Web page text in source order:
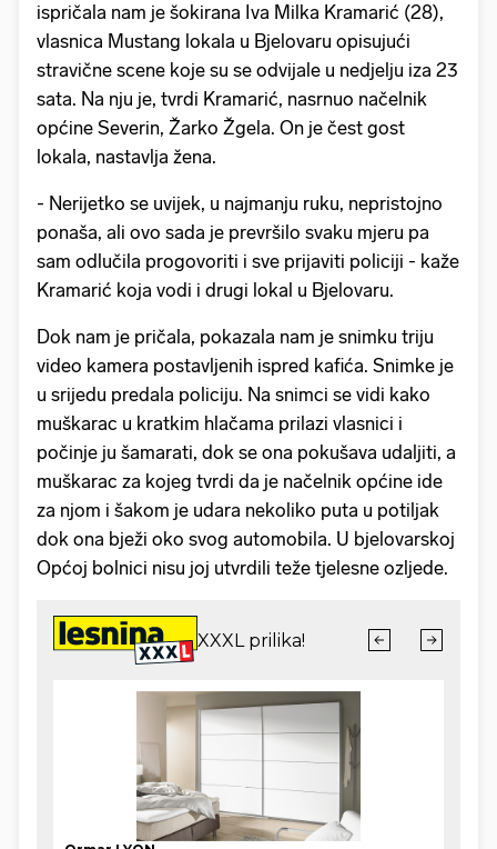
ispričala nam je šokirana Iva Milka Kramarić (28),
vlasnica Mustang lokala u Bjelovaru opisujući
stravične scene koje su se odvijale u nedjelju iza 23
sata. Na nju je, tvrdi Kramarić, nasrnuo načelnik
općine Severin, Žarko Žgela. On je čest gost
lokala, nastavlja žena.
- Nerijetko se uvijek, u najmanju ruku, nepristojno
ponaša, ali ovo sada je prevršilo svaku mjeru pa
sam odlučila progovoriti i sve prijaviti policiji - kaže
Kramarić koja vodi i drugi lokal u Bjelovaru.
Dok nam je pričala, pokazala nam je snimku triju
video kamera postavljenih ispred kafića. Snimke je
u srijedu predala policiju. Na snimci se vidi kako
muškarac u kratkim hlačama prilazi vlasnici i
počinje ju šamarati, dok se ona pokušava udaljiti, a
muškarac za kojeg tvrdi da je načelnik općine ide
za njom i šakom je udara nekoliko puta u potiljak
dok ona bježi oko svog automobila. U bjelovarskoj
Općoj bolnici nisu joj utvrdili teže tjelesne ozljede.